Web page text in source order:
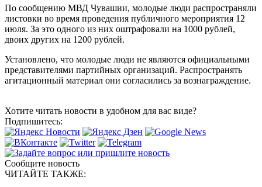
По сообщению МВД Чувашии, молодые люди распространяли
листовки во время проведения публичного мероприятия 12
июля. За это одного из них оштрафовали на 1000 рублей,
двоих других на 1200 рублей.
Установлено, что молодые люди не являются официальными
представителями партийных организаций. Распространять
агитационный материал они согласились за вознаграждение.
Хотите читать новости в удобном для вас виде?
Подпишитесь:
Сообщите новость
ЧИТАЙТЕ ТАКЖЕ: